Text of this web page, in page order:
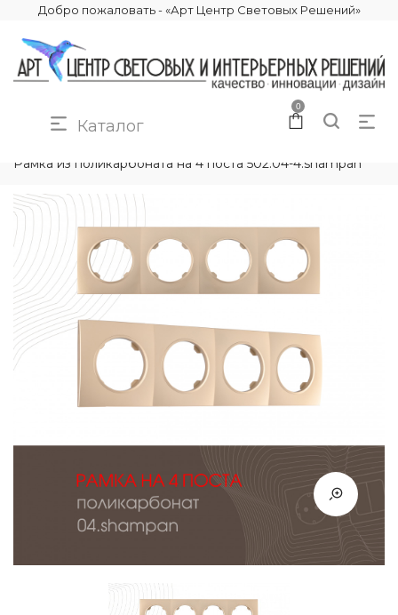
Добро пожаловать - «Арт Центр Световых Решений»
Каталог
0
Рамка из поликарбоната на 4 поста 502.04-4.shampan